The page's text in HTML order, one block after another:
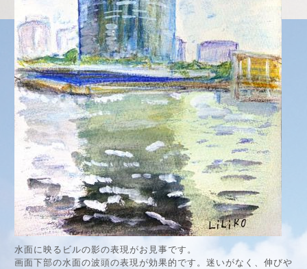
水面に映るビルの影の表現がお見事です。
画面下部の水面の波頭の表現が効果的です。迷いがなく、伸びや